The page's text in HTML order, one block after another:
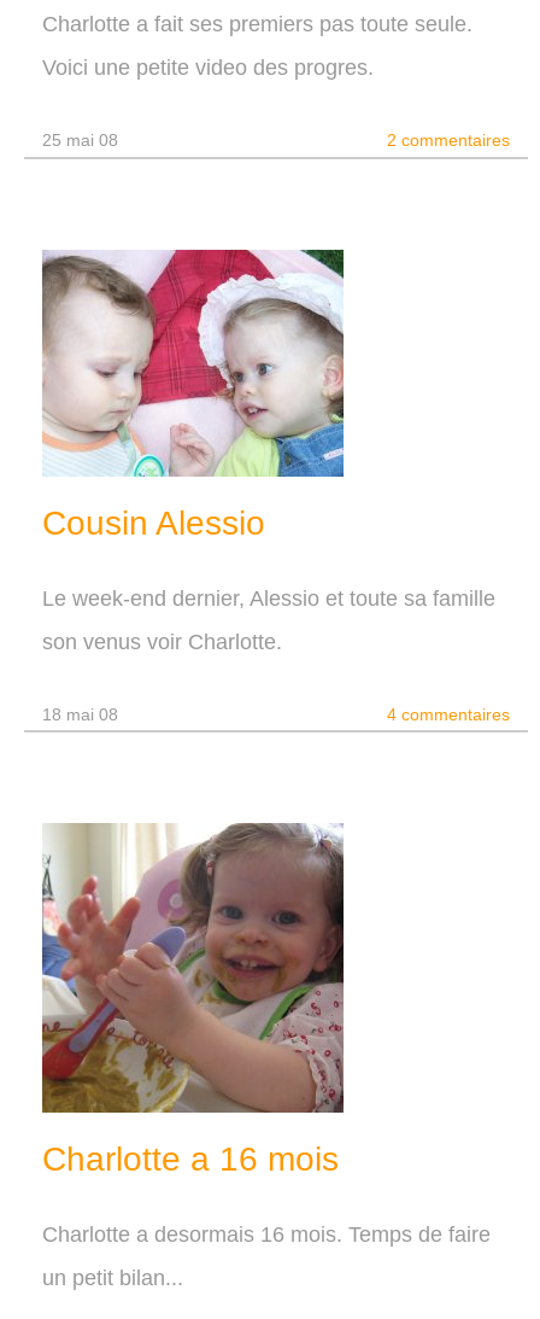
Charlotte a fait ses premiers pas toute seule.
Voici une petite video des progres.
25 mai 08 2 commentaires
Cousin Alessio
Le week-end dernier, Alessio et toute sa famille
son venus voir Charlotte.
18 mai 08 4 commentaires
Charlotte a 16 mois
Charlotte a desormais 16 mois. Temps de faire
un petit bilan...